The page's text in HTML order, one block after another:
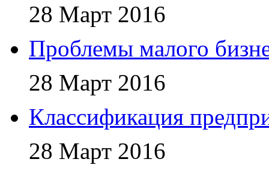
28 Март 2016
Проблемы малого
28 Март 2016
Классификация
28 Март 2016